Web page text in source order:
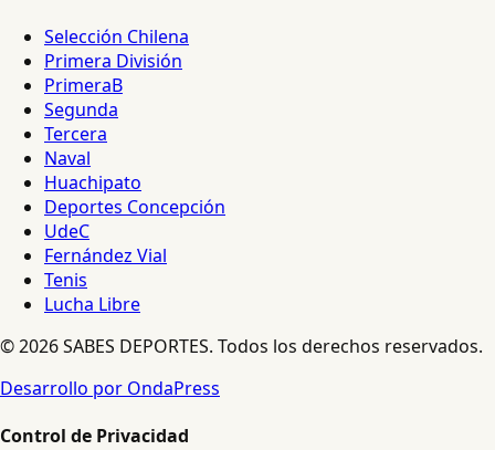
Selección Chilena
Primera División
PrimeraB
Segunda
Tercera
Naval
Huachipato
Deportes Concepción
UdeC
Fernández Vial
Tenis
Lucha Libre
© 2026 SABES DEPORTES. Todos los derechos reservados.
Desarrollo por OndaPress
Control de Privacidad